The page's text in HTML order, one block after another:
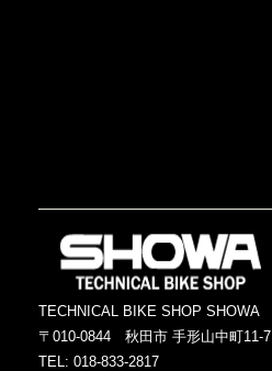
TECHNICAL BIKE SHOP SHOWA
〒010-0844 秋田市 手形山中町11-7
TEL: 018-833-2817